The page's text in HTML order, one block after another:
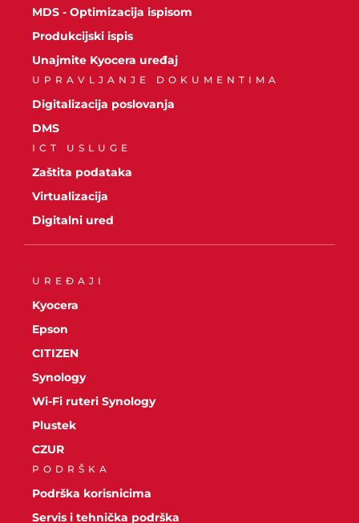
MDS - Optimizacija ispisom
Produkcijski ispis
Unajmite Kyocera uređaj
UPRAVLJANJE DOKUMENTIMA
Digitalizacija poslovanja
DMS
ICT USLUGE
Zaštita podataka
Virtualizacija
Digitalni ured
UREĐAJI
Kyocera
Epson
CITIZEN
Synology
Wi-Fi ruteri Synology
Plustek
CZUR
PODRŠKA
Podrška korisnicima
Servis i tehnička podrška